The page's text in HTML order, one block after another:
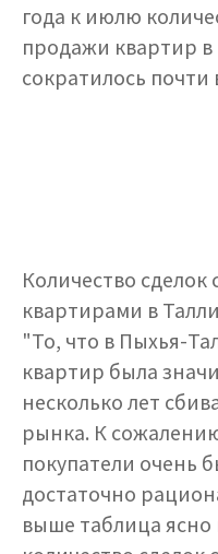
года к июлю
продажи квартир
сократилось почти
Количество
квартирами в
"То, что в Пыхья-
квартир была
несколько лет
рынка. К
покупатели очень
достаточно
выше таблица